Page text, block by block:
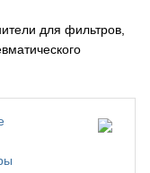
для фильтров,